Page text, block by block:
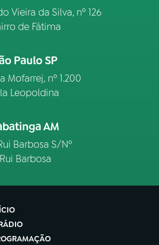
Vieira da Silva, nº 126
de Fátima
Paulo SP
Mofarrej, nº 1.200
Leopoldina
AM
Barbosa S/Nº
Rui Barbosa